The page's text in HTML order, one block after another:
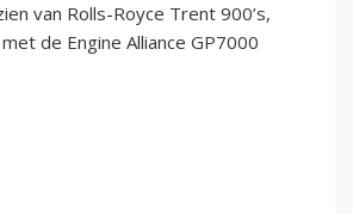
van Rolls-Royce Trent 900’s,
de Engine Alliance GP7000